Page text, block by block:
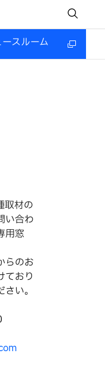
スルーム
取材の
い合わ
用窓
らのお
ており
い。